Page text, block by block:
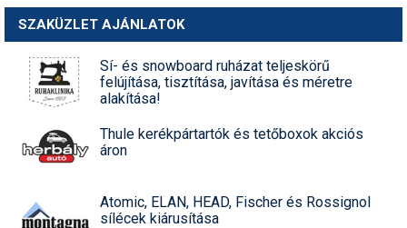
SZAKÜZLET AJÁNLATOK
Sí- és snowboard ruházat teljeskörű
felújítása, tisztítása, javítása és méretre
alakítása!
Thule kerékpártartók és tetőboxok akciós
áron
Atomic, ELAN, HEAD, Fischer és Rossignol
sílécek kiárusítása